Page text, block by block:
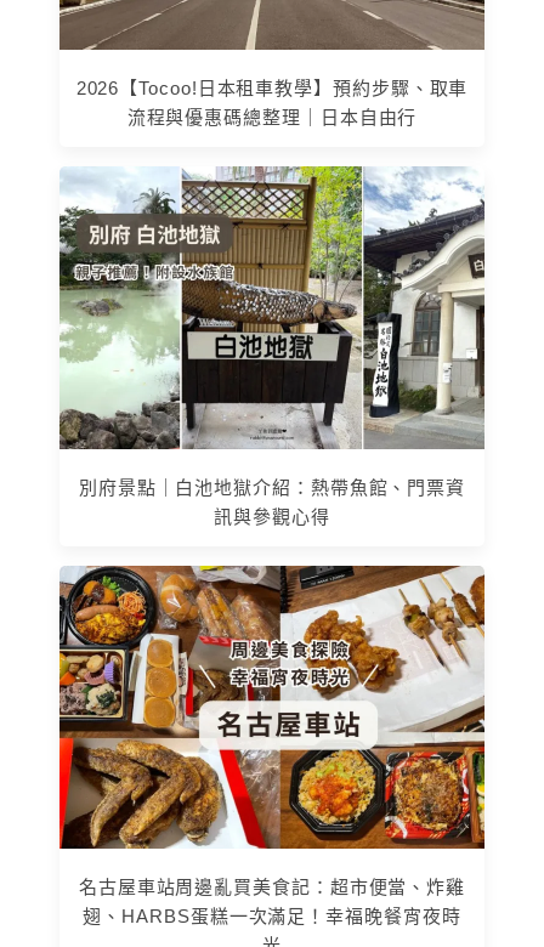
2026【Tocoo!日本租車教學】預約步驟、取車
流程與優惠碼總整理｜日本自由行
別府景點｜白池地獄介紹：熱帶魚館、門票資
訊與參觀心得
名古屋車站周邊亂買美食記：超市便當、炸雞
翅、HARBS蛋糕一次滿足！幸福晚餐宵夜時